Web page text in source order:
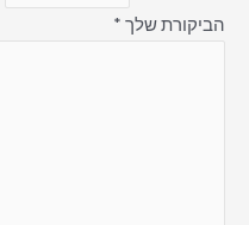
הביקורת שלך *